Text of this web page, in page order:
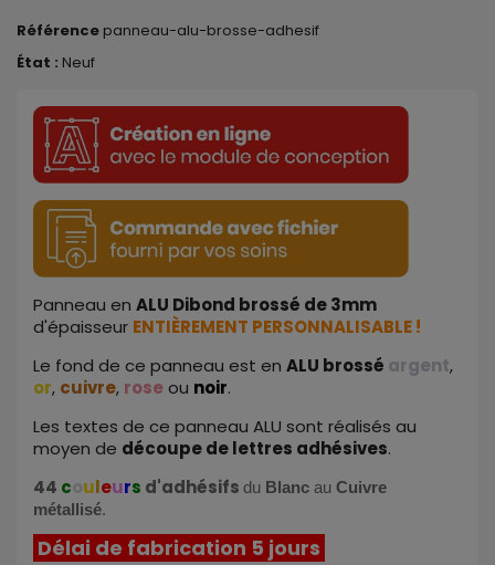
Référence panneau-alu-brosse-adhesif
État : Neuf
Panneau en ALU Dibond brossé de3mm
d'épaisseur ENTIÈREMENT PERSONNALISABLE !
Le fond de ce panneau est en ALU brossé argent,
or, cuivre, roseou noir.
Les textes de ce panneau ALU sont réalisés au
moyen de découpe de lettres adhésives.
44 c uleurs d'adhésifs du Blanc au Cuivre
métallisé.
Délai de fabrication 5 jours